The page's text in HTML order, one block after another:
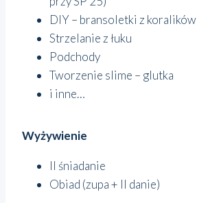
DIY – bransoletki z koralików
Strzelanie z łuku
Podchody
Tworzenie slime – glutka
i inne…
Wyżywienie
II śniadanie
Obiad (zupa + II danie)